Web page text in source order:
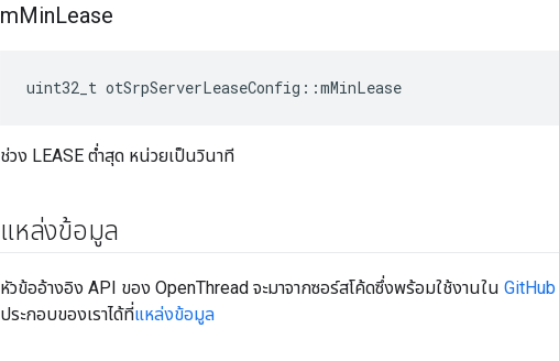
mMinLease
uint32_t otSrpServerLeaseConfig ::mMinLease
ช่วง LEASE ต่ำสุด หน่วยเป็นวินาที
แหล่งข้อมูล
หัวข้ออ้างอิง API ของ OpenThread จะมาจากซอร์สโค้ดซึ่งพร้อมใช้งานใน GitHub
ประกอบของเราได้ที่แหล่งข้อมูล